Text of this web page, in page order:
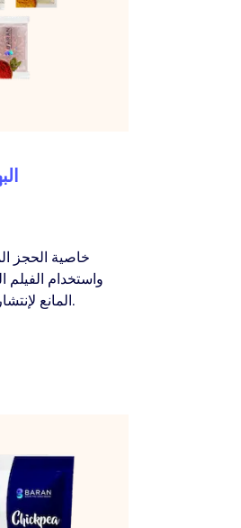
خاصية الحجز
واستخدام الفيلم
المانع لإنتشار الغبار أثناء التعبئة.